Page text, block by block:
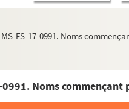
FS-17-0991. Noms
0991. Noms commençant